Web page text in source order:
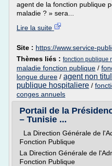
agent de la fonction publique
maladie ? » sera...
Lire la suite
Site : https://www.service-
Thèmes liés : fonction publique
maladie fonction publique /
longue duree / agent non
publique hospitaliere /
conges annuels
Portail de la
– Tunisie ...
La Direction Générale de
Fonction Publique
La Direction Générale de
Fonction Publique